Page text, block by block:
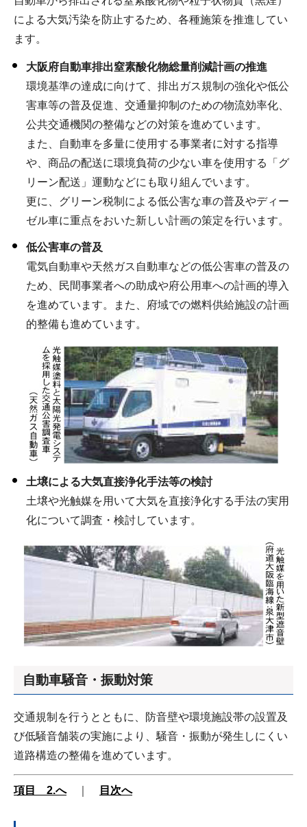
による大気汚染を防止するため、各種施策を推進してい
ます。
大阪府自動車排出窒素酸化物総量削減計画の推進
環境基準の達成に向けて、排出ガス規制の強化や低公
害車等の普及促進、交通量抑制のための物流効率化、
公共交通機関の整備などの対策を進めています。
また、自動車を多量に使用する事業者に対する指導
や、商品の配送に環境負荷の少ない車を使用する「グ
リーン配送」運動などにも取り組んでいます。
更に、グリーン税制による低公害な車の普及やディー
ゼル車に重点をおいた新しい計画の策定を行います。
低公害車の普及
電気自動車や天然ガス自動車などの低公害車の普及の
ため、民間事業者への助成や府公用車への計画的導入
を進めています。また、府域での燃料供給施設の計画
的整備も進めています。
土壌による大気直接浄化手法等の検討
土壌や光触媒を用いて大気を直接浄化する手法の実用
化について調査・検討しています。
自動車騒音・振動対策
交通規制を行うとともに、防音壁や環境施設帯の設置及
び低騒音舗装の実施により、騒音・振動が発生しにくい
道路構造の整備を進めています。
項目 2.へ｜ 目次へ